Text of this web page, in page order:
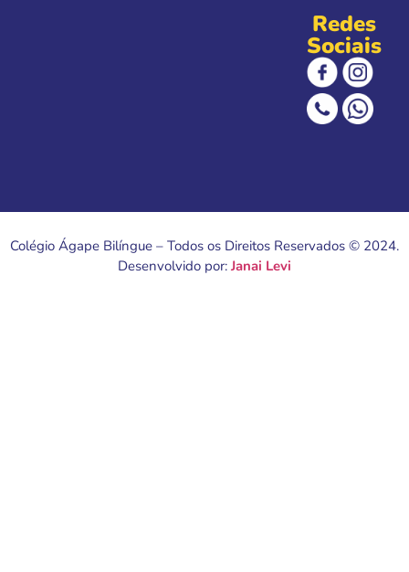
Redes
Sociais
Colégio Ágape Bilíngue – Todos os Direitos Reservados © 2024.
Desenvolvido por: Janai Levi